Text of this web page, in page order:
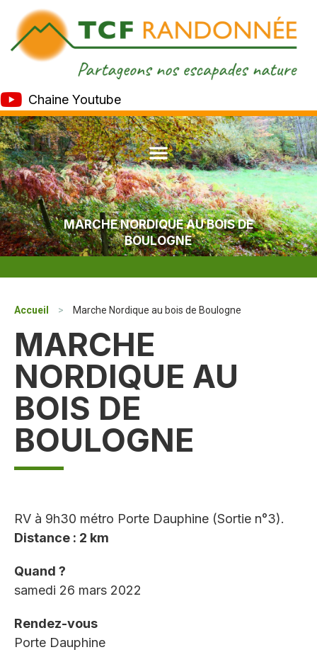
Chaine Youtube
MARCHE NORDIQUE AU BOIS DE
BOULOGNE
Accueil > Marche Nordique au bois de Boulogne
MARCHE
NORDIQUE AU
BOIS DE
BOULOGNE
RV à 9h30 métro Porte Dauphine (Sortie n°3).
Distance : 2 km
Quand ?
samedi 26 mars 2022
Rendez-vous
Porte Dauphine